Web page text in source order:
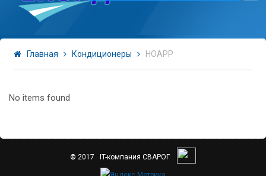
Главная Кондиционеры HOAPP
No items found
© 2017 IT-компания CВАРОГ